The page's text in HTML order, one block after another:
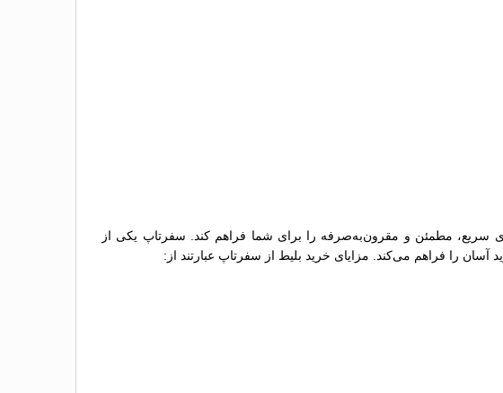
سریع، مطمئن و مقرون‌به‌صرفه را برای شما فراهم کند. سفرتاپ یکی از
آسان را فراهم می‌کند. مزایای خرید بلیط از سفرتاپ عبارتند از: